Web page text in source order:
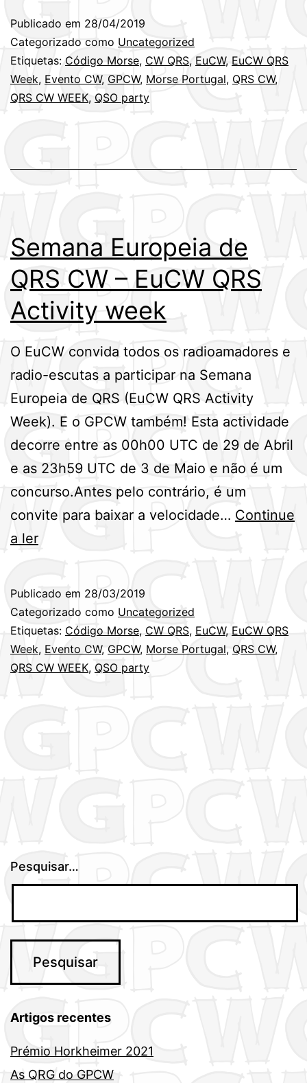
Publicado em 28/04/2019
Categorizado como Uncategorized
Etiquetas: Código Morse, CW QRS, EuCW, EuCW QRS
Week, Evento CW, GPCW, Morse Portugal, QRS CW,
QRS CW WEEK, QSO party
Semana Europeia de
QRS CW – EuCW QRS
Activity week
O EuCW convida todos os radioamadores e
radio-escutas a participar na Semana
Europeia de QRS (EuCW QRS Activity
Week). E o GPCW também! Esta actividade
decorre entre as 00h00 UTC de 29 de Abril
e as 23h59 UTC de 3 de Maio e não é um
concurso.Antes pelo contrário, é um
convite para baixar a velocidade… Continue
a lerSemana
QRS
CW
–
EuCW
Publicado em 28/03/2019
Categorizado como Uncategorized
Etiquetas: Código Morse, CW QRS, EuCW, EuCW QRS
Week, Evento CW, GPCW, Morse Portugal, QRS CW,
QRS CW WEEK, QSO party
Pesquisar…
Artigos recentes
Prémio Horkheimer 2021
As QRG do GPCW